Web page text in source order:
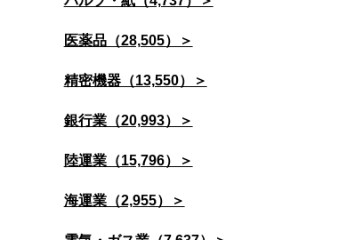
医薬品（28,505）＞
精密機器（13,550）＞
銀行業（20,993）＞
陸運業（15,796）＞
海運業（2,955）＞